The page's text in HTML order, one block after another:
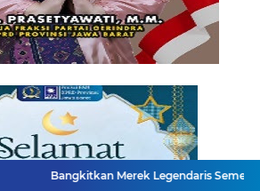
Merek Legendaris Semen Kujang, SIG